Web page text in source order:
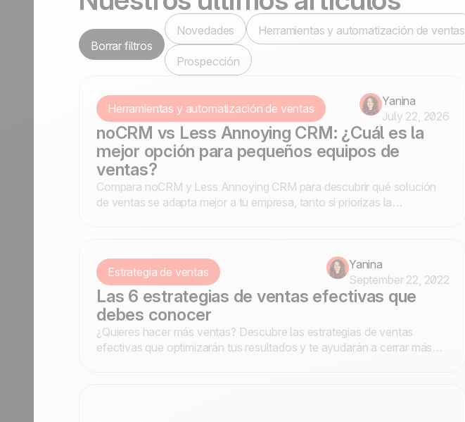
Contáctanos
Hazte partner
Borrar filtros
Novedades Herramientas y automatización de ventas
Prospección
Herramientas y automatización de ventas
Yanina
July 22, 2026
noCRM vs Less Annoying CRM: ¿Cuál es la
mejor opción para pequeños equipos de
ventas?
Compara noCRM y Less Annoying CRM para descubrir qué solución
de ventas se adapta mejor a tu empresa, tanto si priorizas la
Estrategia de ventas
Yanina
September 22, 2022
Las 6 estrategias de ventas efectivas que
debes conocer
¿Quieres hacer más ventas? Descubre las estrategias de ventas
efectivas que optimizarán tus resultados y te ayudarán a cerrar más